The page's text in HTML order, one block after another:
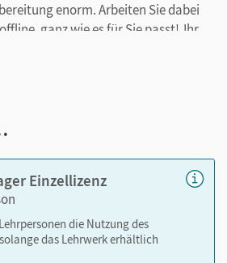
enorm. Arbeiten Sie dabei
ganz wie es für Sie passt! Ihr
auf lernen.cornelsen.de
Lernen App.
Einzellizenz
die Nutzung des
das Lehrwerk erhältlich